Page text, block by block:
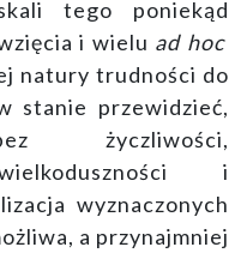
tego poniekąd
i wielu ad hoc
natury trudności do
stanie przewidzieć,
życzliwości,
i
wyznaczonych
a przynajmniej